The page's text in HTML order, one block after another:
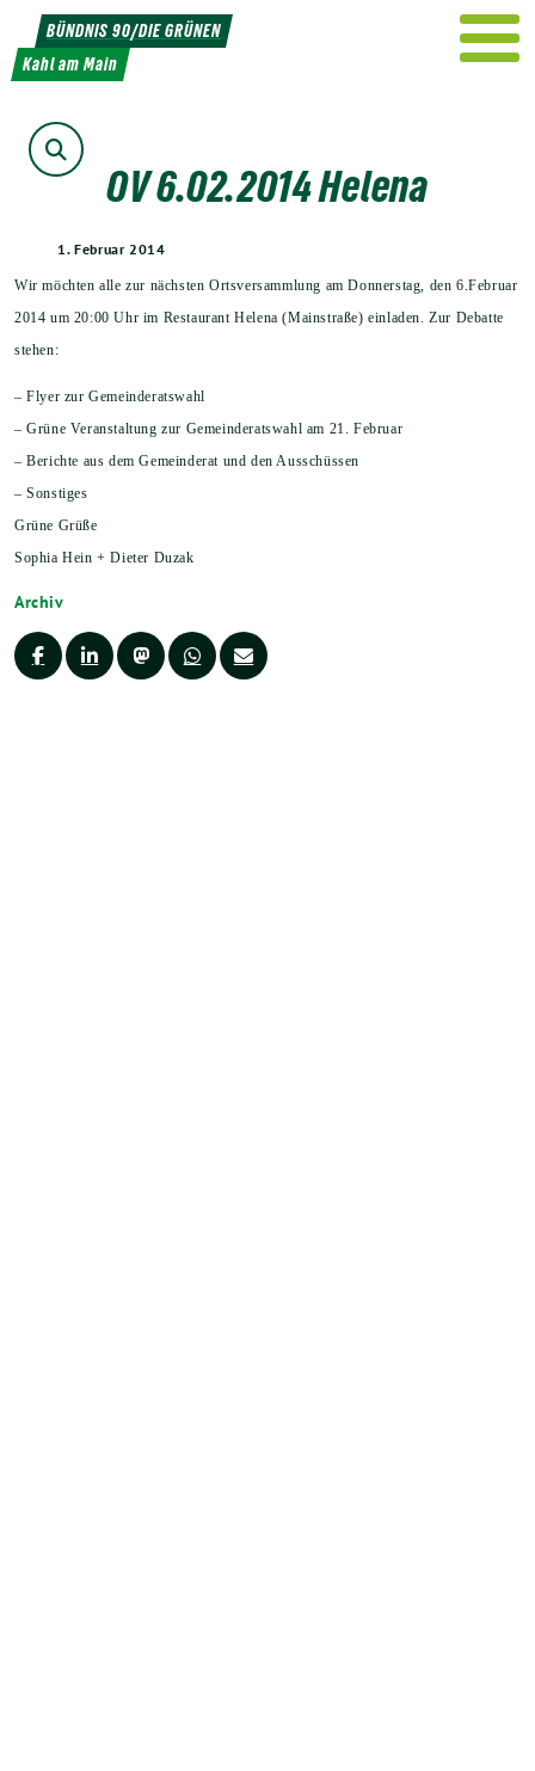
Weiter
zum
Inhalt
BÜNDNIS 90/DIE GRÜNEN
Kahl am Main
Suche
OV 6.02.2014 Helena
1. Februar 2014
Wir möchten alle zur nächsten Ortsversammlung am Donnerstag, den 6.Februar
2014 um 20:00 Uhr im Restaurant Helena (Mainstraße) einladen. Zur Debatte
stehen:
– Flyer zur Gemeinderatswahl
– Grüne Veranstaltung zur Gemeinderatswahl am 21. Februar
– Berichte aus dem Gemeinderat und den Ausschüssen
– Sonstiges
Grüne Grüße
Sophia Hein + Dieter Duzak
Archiv